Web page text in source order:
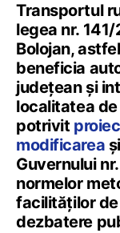
Transportul
legea nr.
Bolojan,
beneficia
județean și
localitatea
potrivit
modificarea
Guvernului
normelor
facilităților
dezbatere